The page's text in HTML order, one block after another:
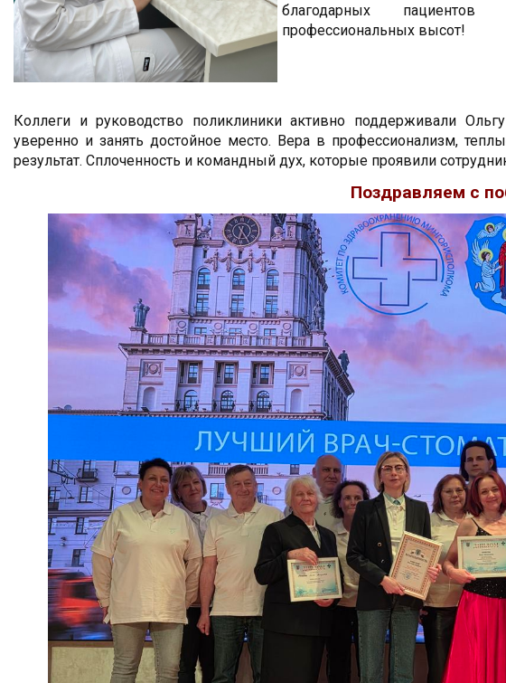
благодарных
профессиональных высот!
Коллеги и руководство поликлиники активно поддерживали
уверенно и занять достойное место. Вера в профессионализм,
результат. Сплоченность и командный дух, которые проявили
Поздравляем с